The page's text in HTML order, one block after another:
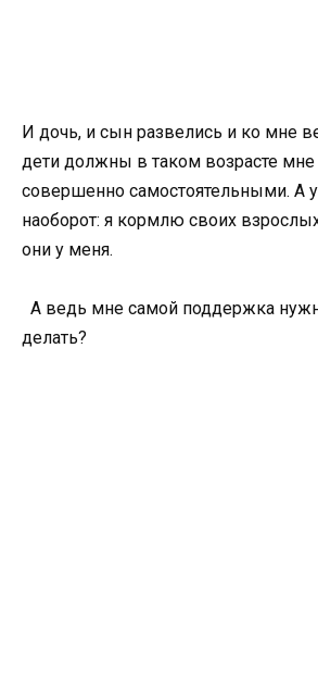
И дочь, и сын развелись и ко мне
дети должны в таком возрасте
совершенно самостоятельными. А
наоборот: я кормлю своих
они у меня.
А ведь мне самой поддержка
делать?